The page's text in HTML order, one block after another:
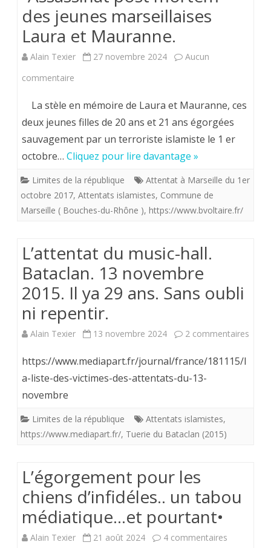
des jeunes marseillaises
Laura et Mauranne.
Alain Texier 27 novembre 2024
Aucun
commentaire
post
mortem”
des
jeunes
marseillaises
et
Mauranne.
La stèle en mémoire de Laura et Mauranne, ces
deux jeunes filles de 20 ans et 21 ans égorgées
sauvagement par un terroriste islamiste le 1 er
octobre… Cliquez pour lire davantage »
Limites de la république
Attentat à Marseille du 1er
octobre 2017, Attentats islamistes, Commune de
Marseille ( Bouches-du-Rhône ), https://www.bvoltaire.fr/
L’attentat du music-hall.
Bataclan. 13 novembre
2015. Il ya 29 ans. Sans oubli
ni repentir.
Alain Texier 13 novembre 2024 2 commentaires
https://www.mediapart.fr/journal/france/181115/l
a-liste-des-victimes-des-attentats-du-13-
novembre
Limites de la république Attentats islamistes,
https://www.mediapart.fr/, Tuerie du Bataclan (2015)
L’égorgement pour les
chiens d’infidéles.. un tabou
médiatique…et pourtant•
Alain Texier 21 août 2024 4 commentaires